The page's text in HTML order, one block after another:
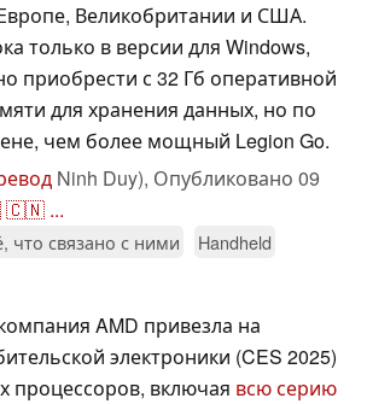
Великобритании и США.
только в версии для Windows,
приобрести с 32 Гб оперативной
для хранения данных, но по
чем более мощный Legion Go.
Ninh Duy), Опубликовано 09
🇨🇳 ...
что связано с ними
Handheld
AMD привезла на
электроники (CES 2025)
процессоров, включая всю серию